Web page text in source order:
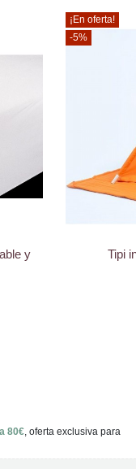
y
¡En oferta!
-5%
Tipi
80€, oferta exclusiva para